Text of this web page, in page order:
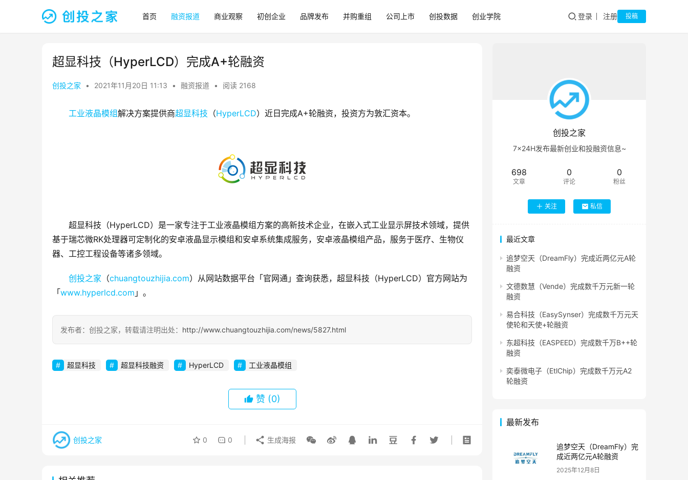
首页 融资报道 商业观察 初创企业 品牌发布 并购重组 公司上市 创投数据 创业学院 登录 注册 投稿
超显科技（HyperLCD）完成A+轮融资
创投之家 • 2021年11月20日 11:13 • 融资报道 • 阅读 2168
工业液晶模组解决方案提供商超显科技 （HyperLCD）近日完成A+轮融资，投资方为敦汇资本。
超显科技（HyperLCD）是一家专注于工业液晶模组方案的高新技术企业，在嵌入式工业显示屏技术领域，提供
基于瑞芯微RK处理器可定制化的安卓液晶显示模组和安卓系统集成服务，安卓液晶模组产品，服务于医疗、生物仪
器、工控工程设备等诸多领域。
创投之家 （chuangtouzhijia.com）从网站数据平台「官网通」查询获悉，超显科技（HyperLCD）官方网站为
「www.hyperlcd.com 」。
发布者：创投之家，转载请注明出处： http://www.chuangtouzhijia.com/news/5827.html
超显科技 超显科技融资 HyperLCD 工业液晶模组
赞 (0)
创投之家 0 0 生成海报
创投之家
7×24H发布最新创业和投融资信息~
698
文章
0
评论
0
粉丝
关注 私信
最近文章
追梦空天（DreamFly）完成近两亿元A轮
融资
文德数慧（Vende）完成数千万元新一轮
融资
易合科技（EasySynser）完成数千万元天
使轮和天使+轮融资
东超科技（EASPEED）完成数千万B++轮
融资
奕泰微电子（EtlChip）完成数千万元A2
轮融资
最新发布
追梦空天（DreamFly）完
成近两亿元A轮融资
2025年12月8日